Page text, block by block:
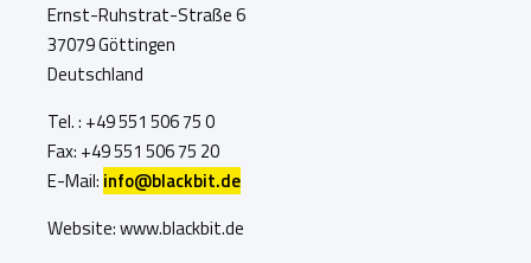
Ernst-Ruhstrat-Straße 6
37079 Göttingen
Deutschland
Tel. : +49 551 506 75 0
Fax: +49 551 506 75 20
E-Mail: info@blackbit.de
Website: www.blackbit.de